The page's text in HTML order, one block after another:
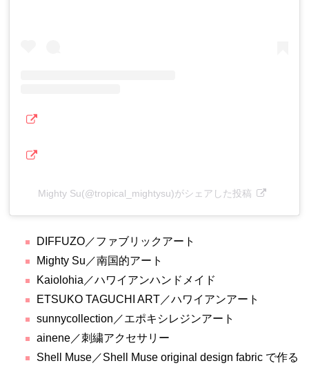
Mighty Su(@tropical_mightysu)がシェアした投稿
DIFFUZO／ファブリックアート
Mighty Su／南国的アート
Kaiolohia／ハワイアンハンドメイド
ETSUKO TAGUCHI ART／ハワイアンアート
sunnycollection／エポキシレジンアート
ainene／刺繍アクセサリー
Shell Muse／Shell Muse original design fabric で作る